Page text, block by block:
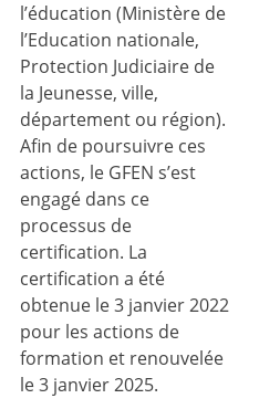
l’éducation (Ministère de
l’Education nationale,
Protection Judiciaire de
la Jeunesse, ville,
département ou région).
Afin de poursuivre ces
actions, le GFEN s’est
engagé dans ce
processus de
certification. La
certification a été
obtenue le 3 janvier 2022
pour les actions de
formation et renouvelée
le 3 janvier 2025.